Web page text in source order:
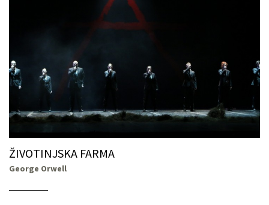
ŽIVOTINJSKA FARMA
George Orwell